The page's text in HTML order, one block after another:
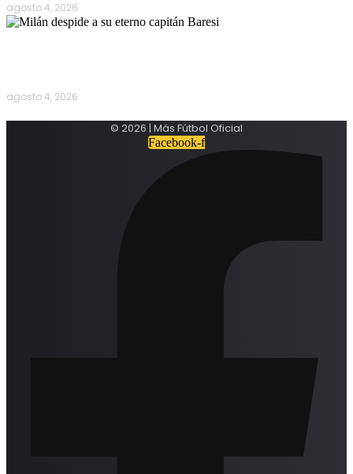
agosto 4, 2026
agosto 4, 2026
© 2026 | Más Fútbol Oficial
Facebook-f